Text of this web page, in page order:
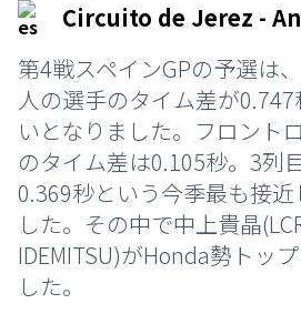
Circuito de Jerez -
第4戦スペインGPの予選は
人の選手のタイム差が
いとなりました。フロント
のタイム差は0.105秒。3列
0.369秒という今季最も接
した。その中で中上貴晶
IDEMITSU)がHonda勢トッ
した。